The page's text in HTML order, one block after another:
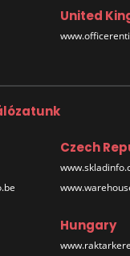
United
Czech
Hungary